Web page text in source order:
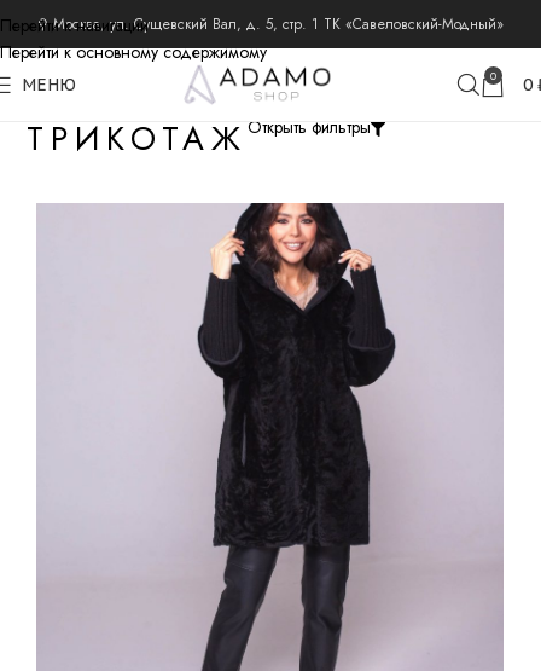
Перейти к навигации
Перейти к основному содержимому
⚲ Москва, ул. Сущевский Вал, д. 5, стр. 1 ТК «Савеловский-Модный»
МЕНЮ 0 0
ТРИКОТАЖОткрыть фильтры